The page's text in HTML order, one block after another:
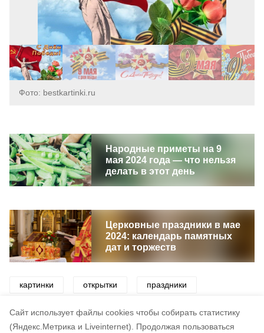
Cайт использует файлы cookies чтобы собирать статистику
(Яндекс.Метрика и Liveinternet).
Продолжая пользоваться
Фото: bestkartinki.ru
Народные приметы на 9
мая 2024 года — что нельзя
делать в этот день
Церковные праздники в мае
2024: календарь памятных
дат и торжеств
картинки открытки праздники
поздравления день победы 9 мая